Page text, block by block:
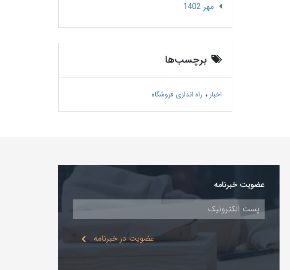
مهر 1402
برچسب‌ها
اخبار راه اندازی فروشگاه
عضویت خبرنامه
عضویت در خبرنامه